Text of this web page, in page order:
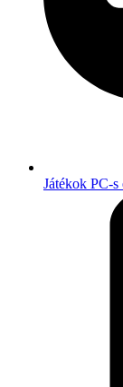
Játékok PC-s